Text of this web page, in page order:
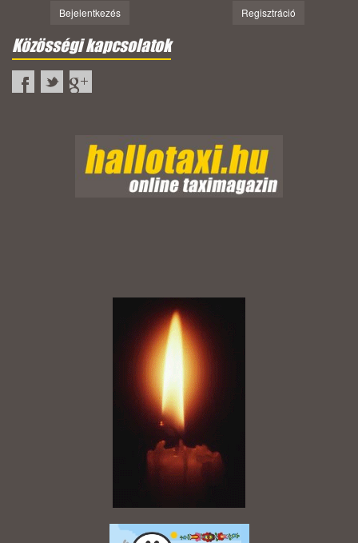
Bejelentkezés Regisztráció
Közösségi kapcsolatok